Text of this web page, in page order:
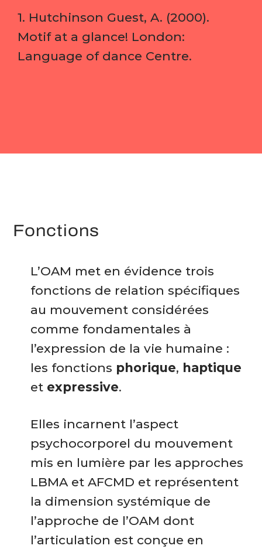
1. Hutchinson Guest, A. (2000).
Motif at a glance! London:
Language of dance Centre.
Fonctions
L’OAM met en évidence trois
fonctions de relation spécifiques
au mouvement considérées
comme fondamentales à
l’expression de la vie humaine :
les fonctions phorique, haptique
et expressive.
Elles incarnent l’aspect
psychocorporel du mouvement
mis en lumière par les approches
LBMA et AFCMD et représentent
la dimension systémique de
l’approche de l’OAM dont
l’articulation est conçue en